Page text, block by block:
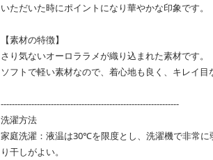
いただいた時にポイントになり華やかな印象です。
【素材の特徴】
さり気ないオーロララメが織り込まれた素材です。
ソフトで軽い素材なので、着心地も良く、キレイ目
----------------------------------------------------------------
洗濯方法
家庭洗濯：液温は30℃を限度とし、洗濯機で非常
り干しがよい。